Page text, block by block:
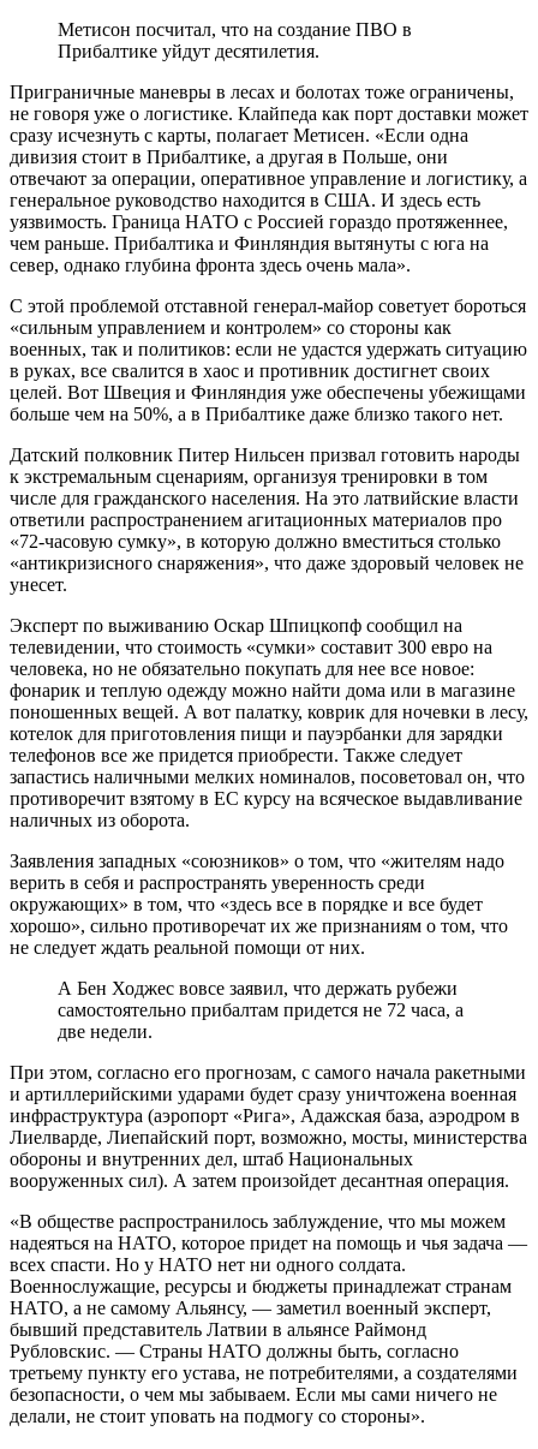
Метисон посчитал, что на создание ПВО в
Прибалтике уйдут десятилетия.
Приграничные маневры в лесах и болотах тоже ограничены,
не говоря уже о логистике. Клайпеда как порт доставки может
сразу исчезнуть с карты, полагает Метисен. «Если одна
дивизия стоит в Прибалтике, а другая в Польше, они
отвечают за операции, оперативное управление и логистику, а
генеральное руководство находится в США. И здесь есть
уязвимость. Граница НАТО с Россией гораздо протяженнее,
чем раньше. Прибалтика и Финляндия вытянуты с юга на
север, однако глубина фронта здесь очень мала».
С этой проблемой отставной генерал-майор советует бороться
«сильным управлением и контролем» со стороны как
военных, так и политиков: если не удастся удержать ситуацию
в руках, все свалится в хаос и противник достигнет своих
целей. Вот Швеция и Финляндия уже обеспечены убежищами
больше чем на 50%, а в Прибалтике даже близко такого нет.
Датский полковник Питер Нильсен призвал готовить народы
к экстремальным сценариям, организуя тренировки в том
числе для гражданского населения. На это латвийские власти
ответили распространением агитационных материалов про
«72-часовую сумку», в которую должно вместиться столько
«антикризисного снаряжения», что даже здоровый человек не
унесет.
Эксперт по выживанию Оскар Шпицкопф сообщил на
телевидении, что стоимость «сумки» составит 300 евро на
человека, но не обязательно покупать для нее все новое:
фонарик и теплую одежду можно найти дома или в магазине
поношенных вещей. А вот палатку, коврик для ночевки в лесу,
котелок для приготовления пищи и пауэрбанки для зарядки
телефонов все же придется приобрести. Также следует
запастись наличными мелких номиналов, посоветовал он, что
противоречит взятому в ЕС курсу на всяческое выдавливание
наличных из оборота.
Заявления западных «союзников» о том, что «жителям надо
верить в себя и распространять уверенность среди
окружающих» в том, что «здесь все в порядке и все будет
хорошо», сильно противоречат их же признаниям о том, что
не следует ждать реальной помощи от них.
А Бен Ходжес вовсе заявил, что держать рубежи
самостоятельно прибалтам придется не 72 часа, а
две недели.
При этом, согласно его прогнозам, с самого начала ракетными
и артиллерийскими ударами будет сразу уничтожена военная
инфраструктура (аэропорт «Рига», Адажская база, аэродром в
Лиелварде, Лиепайский порт, возможно, мосты, министерства
обороны и внутренних дел, штаб Национальных
вооруженных сил). А затем произойдет десантная операция.
«В обществе распространилось заблуждение, что мы можем
надеяться на НАТО, которое придет на помощь и чья задача —
всех спасти. Но у НАТО нет ни одного солдата.
Военнослужащие, ресурсы и бюджеты принадлежат странам
НАТО, а не самому Альянсу, — заметил военный эксперт,
бывший представитель Латвии в альянсе Раймонд
Рубловскис. — Страны НАТО должны быть, согласно
третьему пункту его устава, не потребителями, а создателями
безопасности, о чем мы забываем. Если мы сами ничего не
делали, не стоит уповать на подмогу со стороны».